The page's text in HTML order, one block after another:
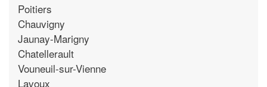
Poitiers
Chauvigny
Jaunay-Marigny
Chatellerault
Vouneuil-sur-Vienne
Lavoux